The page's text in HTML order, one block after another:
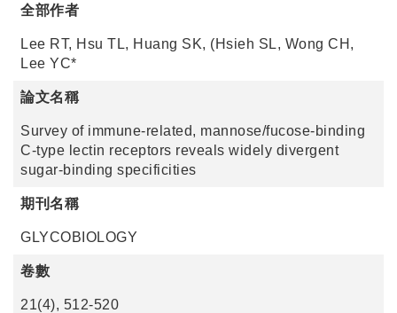
全部作者
Lee RT, Hsu TL, Huang SK, (Hsieh SL, Wong CH,
Lee YC*
論文名稱
Survey of immune-related, mannose/fucose-binding
C-type lectin receptors reveals widely divergent
sugar-binding specificities
期刊名稱
GLYCOBIOLOGY
卷數
21(4), 512-520